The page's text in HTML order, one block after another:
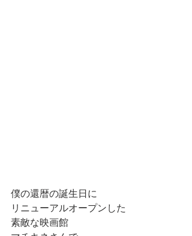
僕の還暦の誕生日に
リニューアルオープンした
素敵な映画館